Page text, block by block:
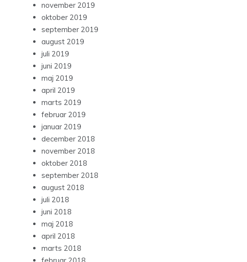
november 2019
oktober 2019
september 2019
august 2019
juli 2019
juni 2019
maj 2019
april 2019
marts 2019
februar 2019
januar 2019
december 2018
november 2018
oktober 2018
september 2018
august 2018
juli 2018
juni 2018
maj 2018
april 2018
marts 2018